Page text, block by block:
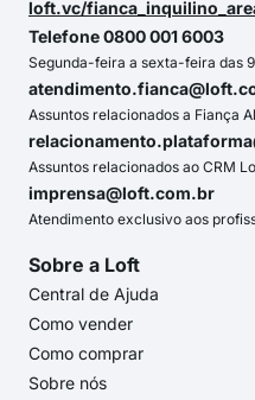
loft.vc/
Telefone 0800 001 6003
Segunda-feira a sexta-feira das
Assuntos relacionados a Fiança
Assuntos relacionados ao CRM
imprensa@loft.com.br
Atendimento exclusivo aos
Sobre a Loft
Central de Ajuda
Como vender
Como comprar
Sobre nós